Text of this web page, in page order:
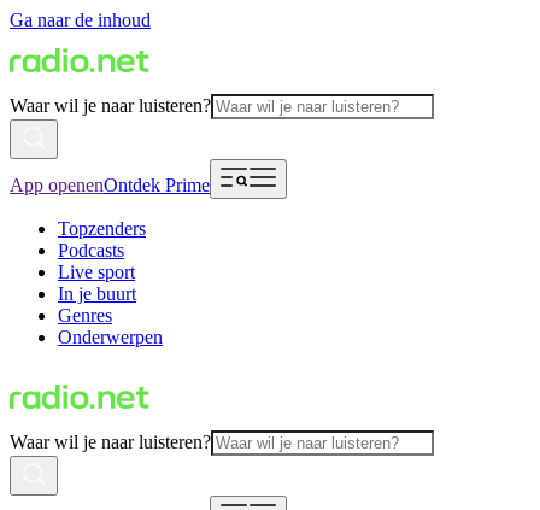
Ga naar de inhoud
Waar wil je naar luisteren?
App openenOntdek Prime
Topzenders
Podcasts
Live sport
In je buurt
Genres
Onderwerpen
Waar wil je naar luisteren?